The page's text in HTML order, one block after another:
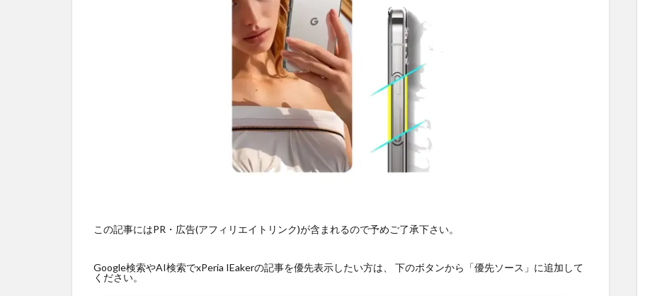
この記事にはPR・広告(アフィリエイトリンク)が含まれるので予めご了承下さい。
Google検索やAI検索でxPeria IEakerの記事を優先表示したい方は、 下のボタンから「優先ソース」に追加して
ください。